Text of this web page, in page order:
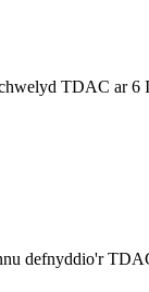
TDAC ar 6
defnyddio'r